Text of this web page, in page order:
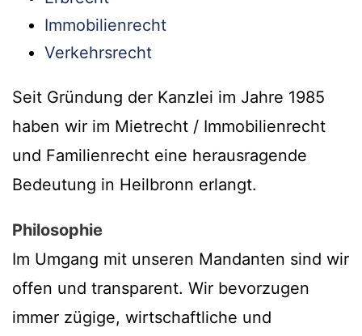
Immobilienrecht
Verkehrsrecht
Seit Gründung der Kanzlei im Jahre 1985
haben wir im Mietrecht / Immobilienrecht
und Familienrecht eine herausragende
Bedeutung in Heilbronn erlangt.
Philosophie
Im Umgang mit unseren Mandanten sind wir
offen und transparent. Wir bevorzugen
immer zügige, wirtschaftliche und